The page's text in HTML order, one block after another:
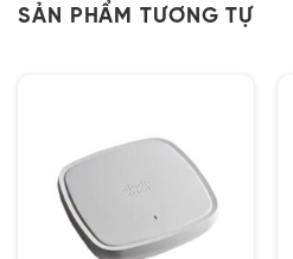
SẢN PHẨM TƯƠNG TỰ